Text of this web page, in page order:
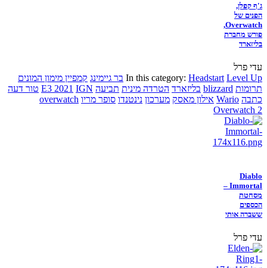
ג'ף קפלן,
הפנים של
Overwatch,
פורש מחברת
בליזארד
עדי פרל
In this category: Headstart Level Up בר גיימינג קמפיין מימון המונים
תרומות blizzard בליזארד הטרדה מינית תביעה E3 2021 IGN
טור דעה
כתבה Wario אילון מאסק מערכון נינטנדו סופר מריו overwatch
Overwatch 2
Diablo
Immortal –
מסחטת
הכספים
ששברה אותי
עדי פרל